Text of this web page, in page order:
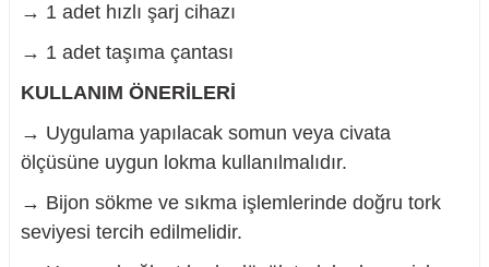
→ 1 adet hızlı şarj cihazı
→ 1 adet taşıma çantası
KULLANIM ÖNERİLERİ
→ Uygulama yapılacak somun veya civata
ölçüsüne uygun lokma kullanılmalıdır.
→ Bijon sökme ve sıkma işlemlerinde doğru tork
seviyesi tercih edilmelidir.